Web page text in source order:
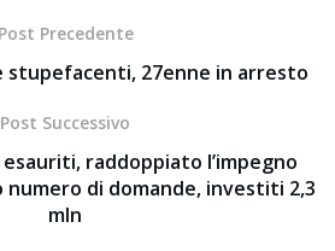
Post Precedente
stupefacenti, 27enne in arresto
Post Successivo
raddoppiato l’impegno
numero di domande, investiti 2,3
mln